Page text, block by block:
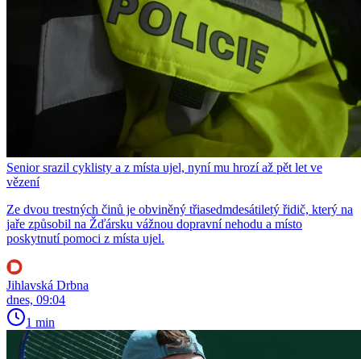
Senior srazil cyklisty a z místa ujel, nyní mu hrozí až pět let ve
vězení
Ze dvou trestných činů je obviněný třiasedmdesátiletý řidič, který na
jaře způsobil na Žďársku vážnou dopravní nehodu a místo
poskytnutí pomoci z místa ujel.
Jihlavská Drbna
dnes, 09:04
1 min